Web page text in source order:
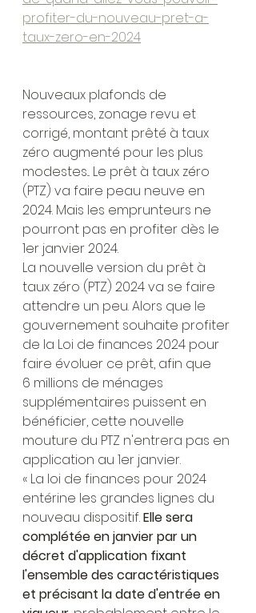
profiter-du-nouveau-pret-a-
taux-zero-en-2024
Nouveaux plafonds de
ressources, zonage revu et
corrigé, montant prêté à taux
zéro augmenté pour les plus
modestes... Le prêt à taux zéro
(PTZ) va faire peau neuve en
2024. Mais les emprunteurs ne
pourront pas en profiter dès le
1er janvier 2024.
La nouvelle version du prêt à
taux zéro (PTZ) 2024 va se faire
attendre un peu. Alors que le
gouvernement souhaite profiter
de la Loi de finances 2024 pour
faire évoluer ce prêt, afin que
6 millions de ménages
supplémentaires puissent en
bénéficier, cette nouvelle
mouture du PTZ n'entrera pas en
application au 1er janvier.
« La loi de finances pour 2024
entérine les grandes lignes du
nouveau dispositif. Elle sera
complétée en janvier par un
décret d'application fixant
l'ensemble des caractéristiques
et précisant la date d'entrée en